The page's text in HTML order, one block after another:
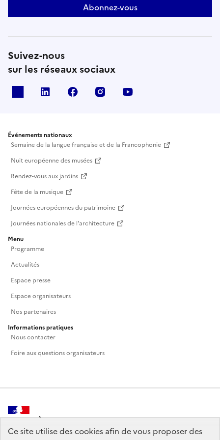
Ce site utilise des cookies afin de vous proposer des
Abonnez-vous
Suivez-nous
sur les réseaux sociaux
Linkedin Facebook Instagram
Événements nationaux
Semaine de la langue française et de la Francophonie
Nuit européenne des musées
Rendez-vous aux jardins
Fête de la musique
Journées européennes du patrimoine
Journées nationales de l'architecture
Menu
Programme
Actualités
Espace presse
Espace organisateurs
Nos partenaires
Informations pratiques
Nous contacter
Foire aux questions organisateurs
MINISTÈRE
DE LA CULTURE